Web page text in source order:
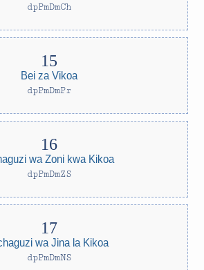
dpPmDmCh
Bei za Vikoa
dpPmDmPr
wa Zoni kwa Kikoa
dpPmDmZS
wa Jina la Kikoa
dpPmDmNS